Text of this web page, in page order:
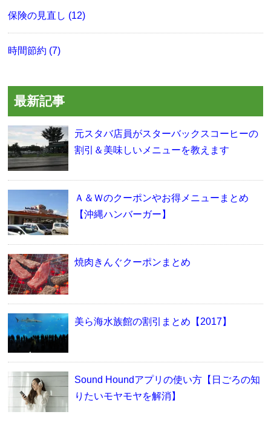
保険の見直し (12)
時間節約 (7)
最新記事
元スタバ店員がスターバックスコーヒーの
割引＆美味しいメニューを教えます
Ａ＆Ｗのクーポンやお得メニューまとめ
【沖縄ハンバーガー】
焼肉きんぐクーポンまとめ
美ら海水族館の割引まとめ【2017】
Sound Houndアプリの使い方【日ごろの知
りたいモヤモヤを解消】